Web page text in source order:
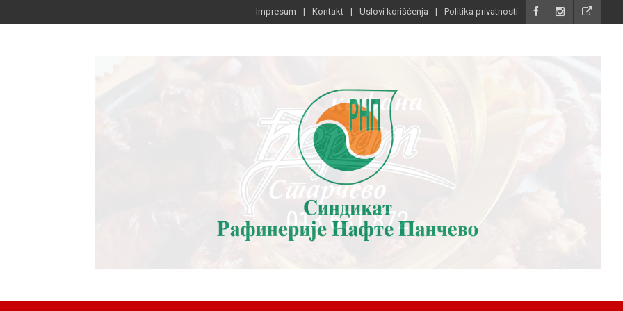
Impresum Kontakt Uslovi korišćenja Politika privatnosti